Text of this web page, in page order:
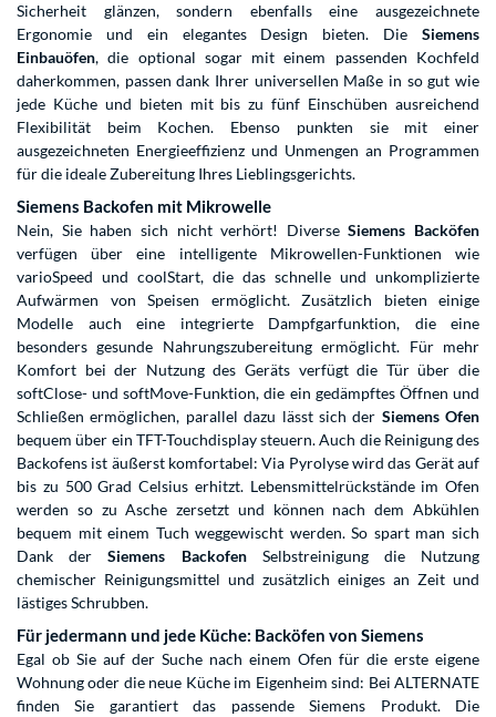
Sicherheit glänzen, sondern ebenfalls eine ausgezeichnete
Ergonomie und ein elegantes Design bieten. Die Siemens
Einbauöfen, die optional sogar mit einem passenden Kochfeld
daherkommen, passen dank Ihrer universellen Maße in so gut wie
jede Küche und bieten mit bis zu fünf Einschüben ausreichend
Flexibilität beim Kochen. Ebenso punkten sie mit einer
ausgezeichneten Energieeffizienz und Unmengen an Programmen
für die ideale Zubereitung Ihres Lieblingsgerichts.
Siemens Backofen mit Mikrowelle
Nein, Sie haben sich nicht verhört! DiverseSiemens Backöfen
verfügen über eine intelligente Mikrowellen-Funktionen wie
varioSpeed und coolStart, die das schnelle und unkomplizierte
Aufwärmen von Speisen ermöglicht. Zusätzlich bieten einige
Modelle auch eine integrierte Dampfgarfunktion, die eine
besonders gesunde Nahrungszubereitung ermöglicht. Für mehr
Komfort bei der Nutzung des Geräts verfügt die Tür über die
softClose- und softMove-Funktion, die ein gedämpftes Öffnen und
Schließen ermöglichen, parallel dazu lässt sich der Siemens Ofen
bequem über ein TFT-Touchdisplay steuern. Auch die Reinigung des
Backofens ist äußerst komfortabel: Via Pyrolyse wird das Gerät auf
bis zu 500 Grad Celsius erhitzt. Lebensmittelrückstände im Ofen
werden so zu Asche zersetzt und können nach dem Abkühlen
bequem mit einem Tuch weggewischt werden. So spart man sich
Dank derSiemens BackofenSelbstreinigung die Nutzung
chemischer Reinigungsmittel und zusätzlich einiges an Zeit und
lästiges Schrubben.
Für jedermann und jede Küche: Backöfen von Siemens
Egal ob Sie auf der Suche nach einem Ofen für die erste eigene
Wohnung oder die neue Küche im Eigenheim sind: Bei ALTERNATE
finden Sie garantiert das passende Siemens Produkt. Die